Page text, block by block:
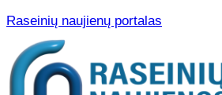
Raseinių naujienų portalas